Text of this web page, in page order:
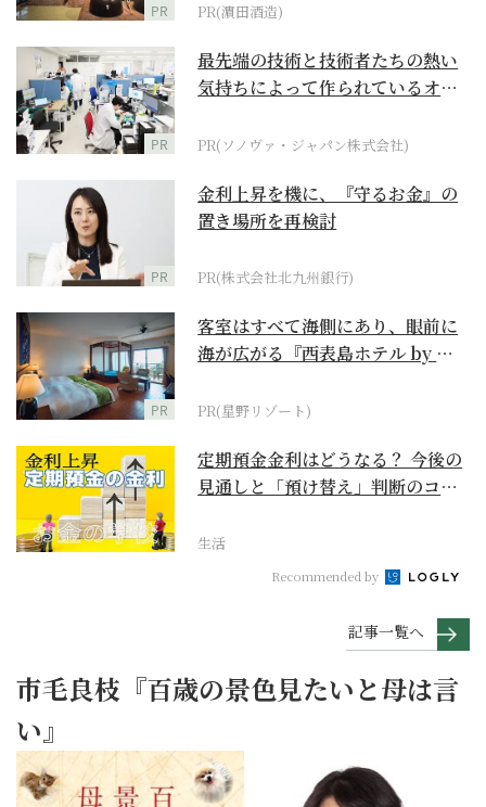
PR PR(濵田酒造)
PR
最先端の技術と技術者たちの熱い
気持ちによって作られているオー
PR(ソノヴァ・ジャパン株式会社)
PR
金利上昇を機に、『守るお金』の
置き場所を再検討
PR(株式会社北九州銀行)
PR
客室はすべて海側にあり、眼前に
海が広がる『西表島ホテル by 星
PR(星野リゾート)
定期預金金利はどうなる？ 今後の
見通しと「預け替え」判断のコツ
生活
Recommended by
記事一覧へ
市毛良枝『百歳の景色見たいと母は言
い』